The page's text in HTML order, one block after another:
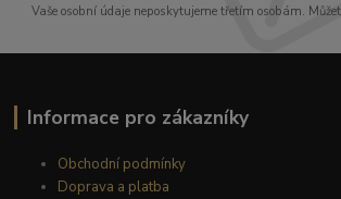
Vaše osobní údaje neposkytujeme třetím osobám.
Informace pro zákazníky
Obchodní podmínky
Doprava a platba